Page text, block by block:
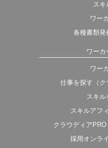
スキ
ワー
各種書類発
ワーカ
ワー
仕事を探す（ク
スキル
スキルアフ
クラウディアPRO
採用オンラ